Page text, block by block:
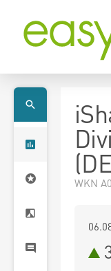
WKN